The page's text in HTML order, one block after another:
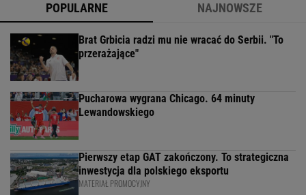
POPULARNE NAJNOWSZE
Brat Grbicia radzi mu nie wracać do Serbii. "To
przerażające"
Pucharowa wygrana Chicago. 64 minuty
Lewandowskiego
Pierwszy etap GAT zakończony. To strategiczna
inwestycja dla polskiego eksportu
MATERIAŁ PROMOCYJNY